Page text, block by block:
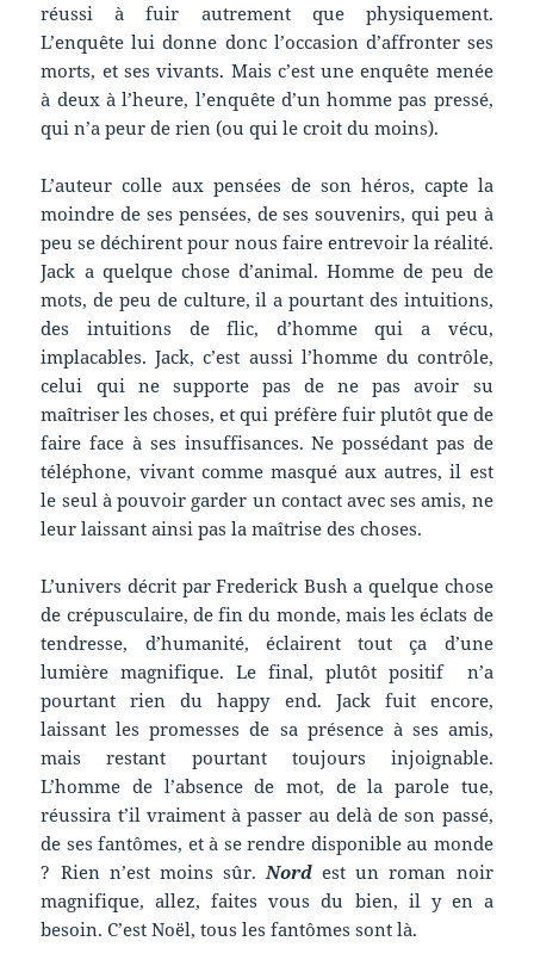
réussi à fuir autrement que physiquement.
L’enquête lui donne donc l’occasion d’affronter ses
morts, et ses vivants. Mais c’est une enquête menée
à deux à l’heure, l’enquête d’un homme pas pressé,
qui n’a peur de rien (ou qui le croit du moins).
L’auteur colle aux pensées de son héros, capte la
moindre de ses pensées, de ses souvenirs, qui peu à
peu se déchirent pour nous faire entrevoir la réalité.
Jack a quelque chose d’animal. Homme de peu de
mots, de peu de culture, il a pourtant des intuitions,
des intuitions de flic, d’homme qui a vécu,
implacables. Jack, c’est aussi l’homme du contrôle,
celui qui ne supporte pas de ne pas avoir su
maîtriser les choses, et qui préfère fuir plutôt que de
faire face à ses insuffisances. Ne possédant pas de
téléphone, vivant comme masqué aux autres, il est
le seul à pouvoir garder un contact avec ses amis, ne
leur laissant ainsi pas la maîtrise des choses.
L’univers décrit par Frederick Bush a quelque chose
de crépusculaire, de fin du monde, mais les éclats de
tendresse, d’humanité, éclairent tout ça d’une
lumière magnifique. Le final, plutôt positif n’a
pourtant rien du happy end. Jack fuit encore,
laissant les promesses de sa présence à ses amis,
mais restant pourtant toujours injoignable.
L’homme de l’absence de mot, de la parole tue,
réussira t’il vraiment à passer au delà de son passé,
de ses fantômes, et à se rendre disponible au monde
? Rien n’est moins sûr.Nord est un roman noir
magnifique, allez, faites vous du bien, il y en a
besoin. C’est Noël, tous les fantômes sont là.